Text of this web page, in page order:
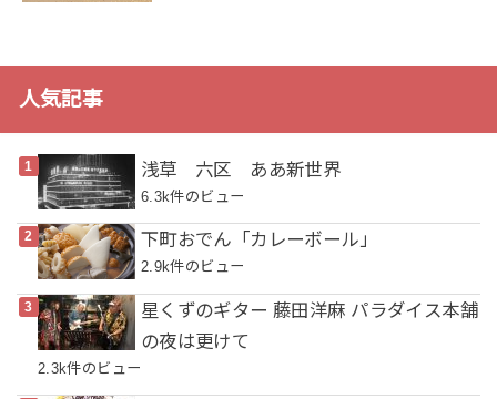
人気記事
浅草 六区 ああ新世界
6.3k件のビュー
下町おでん「カレーボール」
2.9k件のビュー
星くずのギター 藤田洋麻 パラダイス本舗
の夜は更けて
2.3k件のビュー